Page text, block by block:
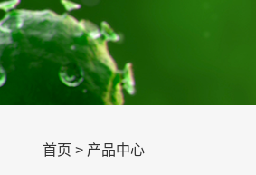
首页 > 产品中心